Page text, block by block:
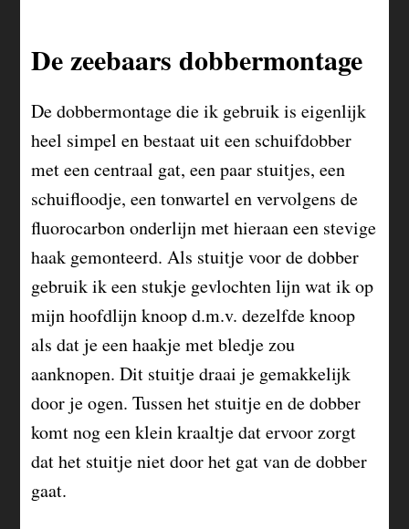
De zeebaars dobbermontage
De dobbermontage die ik gebruik is eigenlijk
heel simpel en bestaat uit een schuifdobber
met een centraal gat, een paar stuitjes, een
schuifloodje, een tonwartel en vervolgens de
fluorocarbon onderlijn met hieraan een stevige
haak gemonteerd. Als stuitje voor de dobber
gebruik ik een stukje gevlochten lijn wat ik op
mijn hoofdlijn knoop d.m.v. dezelfde knoop
als dat je een haakje met bledje zou
aanknopen. Dit stuitje draai je gemakkelijk
door je ogen. Tussen het stuitje en de dobber
komt nog een klein kraaltje dat ervoor zorgt
dat het stuitje niet door het gat van de dobber
gaat.